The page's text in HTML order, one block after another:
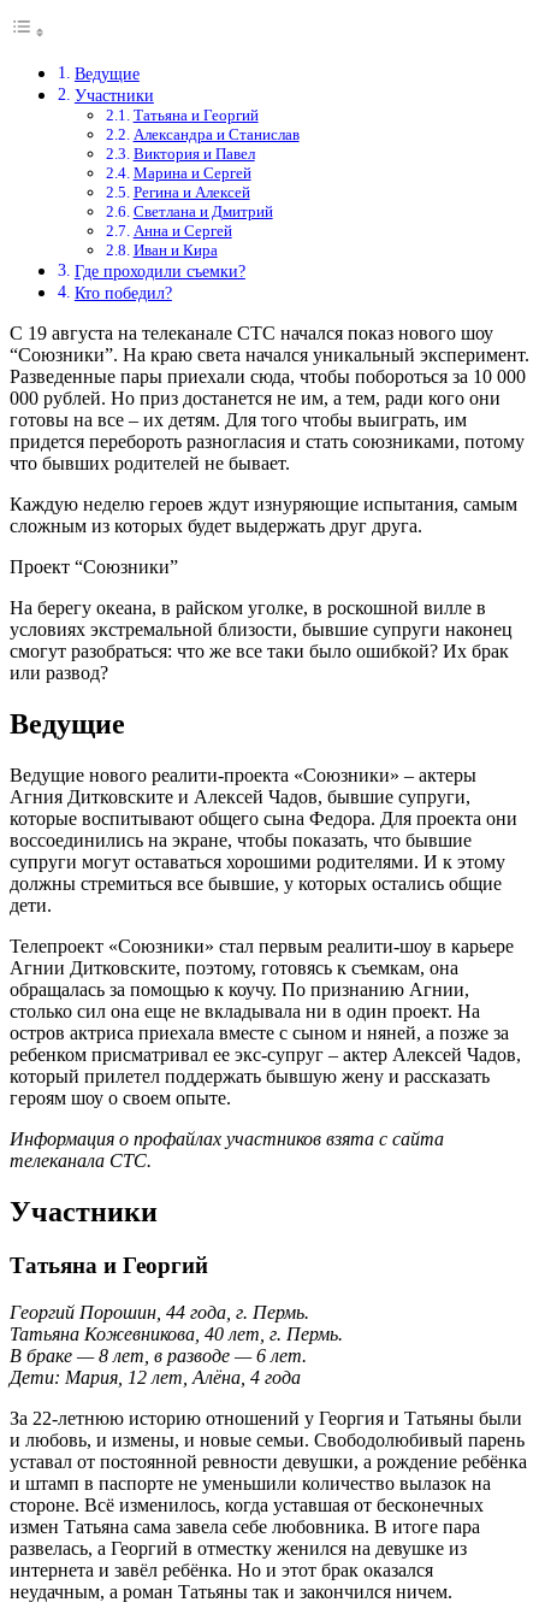
Ведущие
Участники
Татьяна и Георгий
Александра и Станислав
Виктория и Павел
Марина и Сергей
Регина и Алексей
Светлана и Дмитрий
Анна и Сергей
Иван и Кира
Где проходили съемки?
Кто победил?
С 19 августа на телеканале СТС начался показ нового шоу
“Союзники”. На краю света начался уникальный эксперимент.
Разведенные пары приехали сюда, чтобы побороться за 10 000
000 рублей. Но приз достанется не им, а тем, ради кого они
готовы на все – их детям. Для того чтобы выиграть, им
придется перебороть разногласия и стать союзниками, потому
что бывших родителей не бывает.
Каждую неделю героев ждут изнуряющие испытания, самым
сложным из которых будет выдержать друг друга.
Проект “Союзники”
На берегу океана, в райском уголке, в роскошной вилле в
условиях экстремальной близости, бывшие супруги наконец
смогут разобраться: что же все таки было ошибкой? Их брак
или развод?
Ведущие
Ведущие нового реалити-проекта «Союзники» – актеры
Агния Дитковските и Алексей Чадов, бывшие супруги,
которые воспитывают общего сына Федора. Для проекта они
воссоединились на экране, чтобы показать, что бывшие
супруги могут оставаться хорошими родителями. И к этому
должны стремиться все бывшие, у которых остались общие
дети.
Телепроект «Союзники» стал первым реалити-шоу в карьере
Агнии Дитковските, поэтому, готовясь к съемкам, она
обращалась за помощью к коучу. По признанию Агнии,
столько сил она еще не вкладывала ни в один проект. На
остров актриса приехала вместе с сыном и няней, а позже за
ребенком присматривал ее экс-супруг – актер Алексей Чадов,
который прилетел поддержать бывшую жену и рассказать
героям шоу о своем опыте.
Информация о профайлах участников взята с сайта
телеканала СТС.
Участники
Татьяна и Георгий
Георгий Порошин, 44 года, г. Пермь.
Татьяна Кожевникова, 40 лет, г. Пермь.
В браке — 8 лет, в разводе — 6 лет.
Дети: Мария, 12 лет, Алёна, 4 года
За 22-летнюю историю отношений у Георгия и Татьяны были
и любовь, и измены, и новые семьи. Свободолюбивый парень
уставал от постоянной ревности девушки, а рождение ребёнка
и штамп в паспорте не уменьшили количество вылазок на
стороне. Всё изменилось, когда уставшая от бесконечных
измен Татьяна сама завела себе любовника. В итоге пара
развелась, а Георгий в отместку женился на девушке из
интернета и завёл ребёнка. Но и этот брак оказался
неудачным, а роман Татьяны так и закончился ничем.